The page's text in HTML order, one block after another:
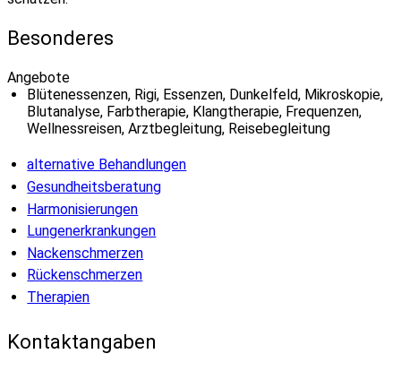
Besonderes
Angebote
Blütenessenzen, Rigi, Essenzen, Dunkelfeld, Mikroskopie,
Blutanalyse, Farbtherapie, Klangtherapie, Frequenzen,
Wellnessreisen, Arztbegleitung, Reisebegleitung
alternative Behandlungen
Gesundheitsberatung
Harmonisierungen
Lungenerkrankungen
Nackenschmerzen
Rückenschmerzen
Therapien
Kontaktangaben